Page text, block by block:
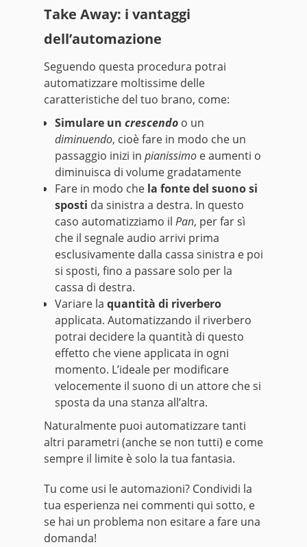
Take Away: i vantaggi
dell’automazione
Seguendo questa procedura potrai
automatizzare moltissime delle
caratteristiche del tuo brano, come:
Simulare un crescendo o un
diminuendo, cioè fare in modo che un
passaggio inizi in pianissimo e aumenti o
diminuisca di volume gradatamente
Fare in modo che la fonte del suono si
sposti da sinistra a destra. In questo
caso automatizziamo il Pan, per far sì
che il segnale audio arrivi prima
esclusivamente dalla cassa sinistra e poi
si sposti, fino a passare solo per la
cassa di destra.
Variare la quantità di riverbero
applicata. Automatizzando il riverbero
potrai decidere la quantità di questo
effetto che viene applicata in ogni
momento. L’ideale per modificare
velocemente il suono di un attore che si
sposta da una stanza all’altra.
Naturalmente puoi automatizzare tanti
altri parametri (anche se non tutti) e come
sempre il limite è solo la tua fantasia.
Tu come usi le automazioni? Condividi la
tua esperienza nei commenti qui sotto, e
se hai un problema non esitare a fare una
domanda!